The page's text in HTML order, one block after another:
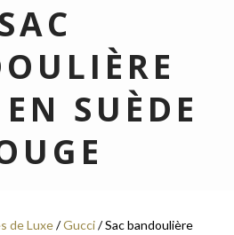
SUÈDE
de Luxe/Gucci/ Sac bandoulière